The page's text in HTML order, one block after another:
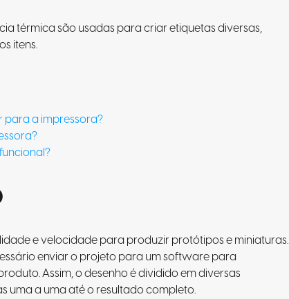
térmica são usadas para criar etiquetas diversas,
itens.
para a impressora?
e velocidade para produzir protótipos e miniaturas.
enviar o projeto para um software para
Assim, o desenho é dividido em diversas
uma a uma até o resultado completo.